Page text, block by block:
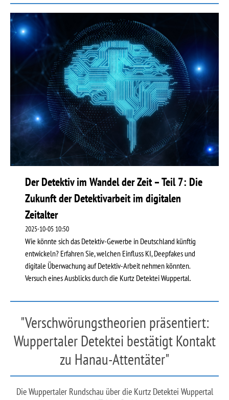
Der Detektiv im Wandel der Zeit – Teil 7: Die
Zukunft der Detektivarbeit im digitalen
Zeitalter
2025-10-05 10:50
Wie könnte sich das Detektiv-Gewerbe in Deutschland künftig
entwickeln? Erfahren Sie, welchen Einfluss KI, Deepfakes und
digitale Überwachung auf Detektiv-Arbeit nehmen könnten.
Versuch eines Ausblicks durch die Kurtz Detektei Wuppertal.
"Verschwörungstheorien präsentiert:
Wuppertaler Detektei bestätigt Kontakt
zu Hanau-Attentäter"
Die Wuppertaler Rundschau über die Kurtz Detektei Wuppertal